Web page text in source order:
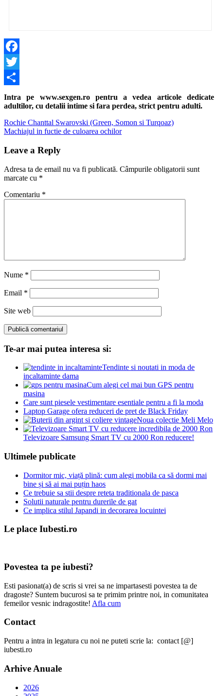
Facebook
Twitter
Share
Intra pe www.sexgen.ro pentru a vedea articole dedicate
adultilor, cu detalii intime si fara perdea, strict pentru adulti.
Navigare
în
articole
Previous
Post:
Rochie Chanttal Swarovski (Green, Somon si Turqoaz)
Next
Machiajul in fuctie de culoarea ochilor
Leave a Reply
Adresa ta de email nu va fi publicată. Câmpurile obligatorii sunt
marcate cu *
Comentariu *
Nume *
Email *
Site web
Te-ar mai putea interesa si:
Tendinte si noutati in moda de
incaltaminte dama
Cum alegi cel mai bun GPS pentru
masina
Care sunt piesele vestimentare esentiale pentru a fi la moda
Laptop Garage ofera reduceri de pret de Black Friday
Noua colectie Meli Melo
Televizoare Samsung Smart TV cu 2000 Ron reducere!
Ultimele publicate
Dormitor mic, viață plină: cum alegi mobila ca să dormi mai
bine și să ai mai puțin haos
Ce trebuie sa stii despre reteta traditionala de pasca
Solutii naturale pentru durerile de gat
Ce implica stilul Japandi in decorarea locuintei
Le place Iubesti.ro
Povestea ta pe iubesti?
Esti pasionat(a) de scris si vrei sa ne impartasesti povestea ta de
dragoste? Suntem bucurosi sa te primim printre noi, in comunitatea
femeilor vesnic indragostite! Afla cum
Contact
Pentru a intra in legatura cu noi ne puteti scrie la: contact [@]
iubesti.ro
Arhive Anuale
2026